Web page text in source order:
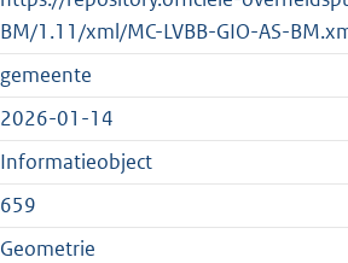
t
e
:
1
K
b
BM/1.11/xml/MC-LVBB-GIO-AS-
gemeente
2026-01-14
Informatieobject
659
Geometrie